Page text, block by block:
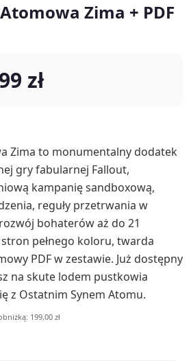
Zima + PDF
zł
Zima to monumentalny dodatek
gry fabularnej Fallout,
kampanię sandboxową,
reguły przetrwania w
bohaterów aż do 21
pełnego koloru, twarda
PDF w zestawie. Już dostępny
na skute lodem pustkowia
z Ostatnim Synem Atomu.
199,00 zł